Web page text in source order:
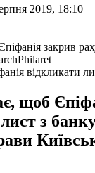
2019, 18:10
відкликати
щоб
з